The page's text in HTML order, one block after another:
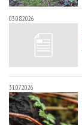
03.08.2026
31.07.2026